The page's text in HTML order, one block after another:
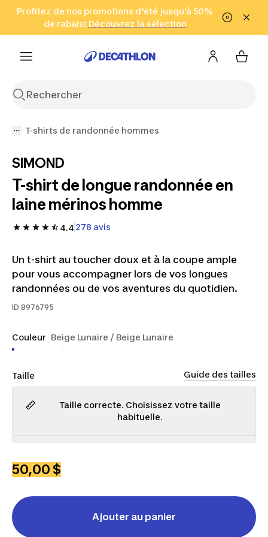
Aller à la recherche Aller au contenu Aller au pied de
Profitez de nos promotions d'été jusqu'à 50%
de rabais! Découvrez la sélection
Cliquez ici
en seulement 2 h!
(Zones sélectionnées)
T-shirts de randonnée hommes
SIMOND
T-shirt de longue randonnée en
laine mérinos homme
4.4278 avis
Un t-shirt au toucher doux et à la coupe ample
pour vous accompagner lors de vos longues
randonnées ou de vos aventures du quotidien.
ID 8976795
Couleur Beige Lunaire / Beige Lunaire
Taille Guide des tailles
Taille correcte. Choisissez votre taille
habituelle.
50,00 $
Ajouter au panier